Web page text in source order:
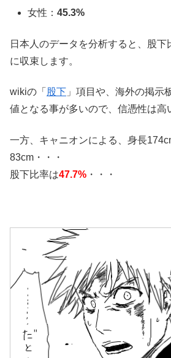
女性：45.3%
日本人のデータを分析すると、股下
に収束します。
wikiの「 股下 」項目や、海外の掲示
値となる事が多いので、信憑性は高
一方、キャニオンによる、身長
83cm・・・
股下比率は47.7% ・・・